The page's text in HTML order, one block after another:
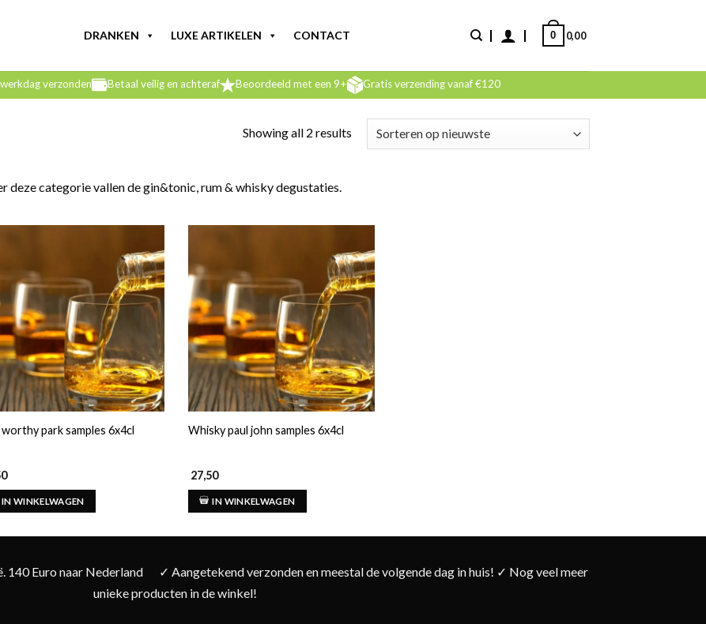
DRANKEN LUXE ARTIKELEN CONTACT 0,00
0
verzonden Betaal veilig en achteraf Beoordeeld met een 9+ Gratis verzending vanaf €120
Showing all 2 results
deze categorie vallen de gin&tonic, rum & whisky degustaties.
worthy park samples 6x4cl
IN WINKELWAGEN
Whisky paul john samples 6x4cl
27,50
IN WINKELWAGEN
140 Euro naar Nederland
✓ Aangetekend verzonden en meestal de volgende dag in huis! ✓ Nog veel meer
unieke producten in de winkel!